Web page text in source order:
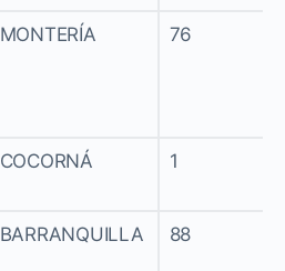
MONTERÍA 76
COCORNÁ 1
BARRANQUILLA 88